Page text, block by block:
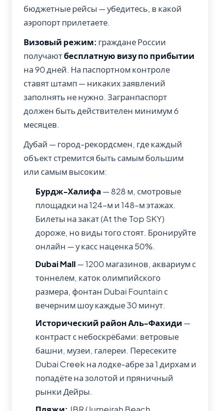
бюджетные рейсы — убедитесь, в какой
аэропорт прилетаете.
Визовый режим: граждане России
получаютбесплатную визу по прибытии
на 90 дней. На паспортном контроле
ставят штамп — никаких заявлений
заполнять не нужно. Загранпаспорт
должен быть действителен минимум 6
месяцев.
Дубай — город-рекордсмен, где каждый
объект стремится быть самым большим
или самым высоким:
Бурдж-Халифа — 828 м, смотровые
площадки на 124-м и 148-м этажах.
Билеты на закат (At the Top SKY)
дороже, но виды того стоят. Бронируйте
онлайн — у касс наценка 50%.
Dubai Mall— 1200 магазинов, аквариум с
тоннелем, каток олимпийского
размера, фонтан Dubai Fountain с
вечерним шоу каждые 30 минут.
Исторический район Аль-Фахиди —
контраст с небоскрёбами: ветровые
башни, музеи, галереи. Пересеките
Dubai Creek на лодке-абре за 1 дирхам и
попадёте на золотой и пряничный
рынки Дейры.